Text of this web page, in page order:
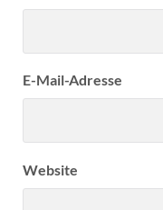
E-Mail-Adresse
Website